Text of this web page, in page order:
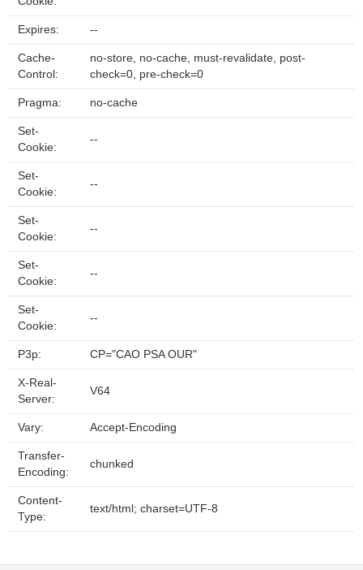
Expires: --
Cache-
Control:
no-store, no-cache, must-revalidate, post-
check=0, pre-check=0
Pragma: no-cache
Set-
Cookie:
--
Set-
Cookie:
--
Set-
Cookie:
--
Set-
Cookie:
--
Set-
Cookie:
--
P3p: CP="CAO PSA OUR"
X-Real-
Server:
V64
Vary: Accept-Encoding
Transfer-
Encoding:
chunked
Content-
Type:
text/html; charset=UTF-8